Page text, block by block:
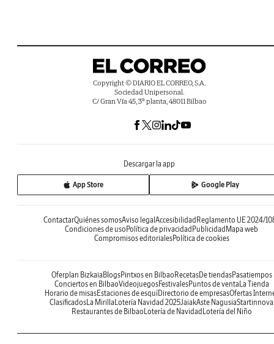
Copyright © DIARIO EL CORREO, S.A.
Sociedad Unipersonal.
C/ Gran Vía 45, 3ª planta, 48011 Bilbao
Descargar la app
App Store Google Play
ContactarQuiénes somosAviso legalAccesibilidadReglamento UE 2024/
Condiciones de usoPolítica de privacidadPublicidadMapa web
Compromisos editorialesPolítica de cookies
Oferplan BizkaiaBlogsPintxos en BilbaoRecetasDe tiendasPasatiempos
Conciertos en BilbaoVideojuegosFestivalesPuntos de ventaLa Tienda
Horario de misasEstaciones de esquíDirectorio de empresasOfertas
ClasificadosLa MirillaLotería Navidad 2025JaiakAste NagusiaStartinnova
Restaurantes de BilbaoLotería de NavidadLotería del Niño